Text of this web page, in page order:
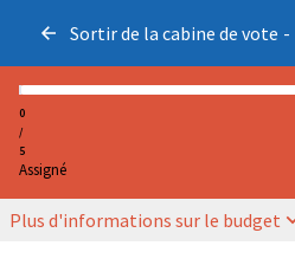
Sortir de la cabine de vote -
0
/
5
Assigné
Plus d'informations sur le budget